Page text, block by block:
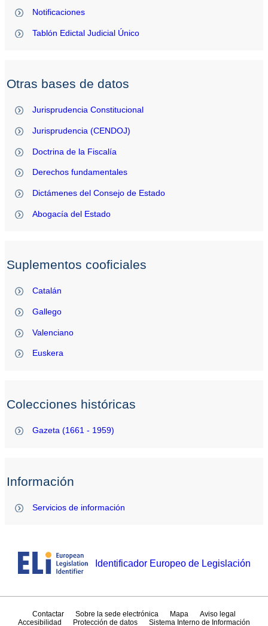
Notificaciones
Tablón Edictal Judicial Único
Otras bases de datos
Jurisprudencia Constitucional
Jurisprudencia (CENDOJ)
Doctrina de la Fiscalía
Derechos fundamentales
Dictámenes del Consejo de Estado
Abogacía del Estado
Suplementos cooficiales
Catalán
Gallego
Valenciano
Euskera
Colecciones históricas
Gazeta (1661 - 1959)
Información
Servicios de información
Identificador Europeo de Legislación
Contactar Sobre la sede electrónica Mapa
Aviso legal
Accesibilidad
Protección de datos Sistema Interno de Información